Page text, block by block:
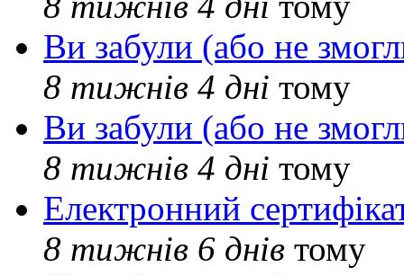
Ви забули (або не
8 тижнів 4 дні тому
Ви забули (або не
8 тижнів 4 дні тому
Електронний
8 тижнів 6 днів тому